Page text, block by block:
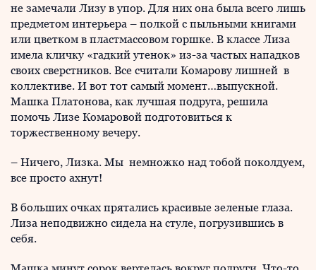
не замечали Лизу в упор. Для них она была всего лишь
предметом интерьера – полкой с пыльными книгами
или цветком в пластмассовом горшке. В классе Лиза
имела кличку «гадкий утенок» из-за частых нападков
своих сверстников. Все считали Комарову лишней в
коллективе. И вот тот самый момент…выпускной.
Машка Платонова, как лучшая подруга, решила
помочь Лизе Комаровой подготовиться к
торжественному вечеру.
– Ничего, Лизка. Мы немножко над тобой поколдуем,
все просто ахнут!
В больших очках прятались красивые зеленые глаза.
Лиза неподвижно сидела на стуле, погрузившись в
себя.